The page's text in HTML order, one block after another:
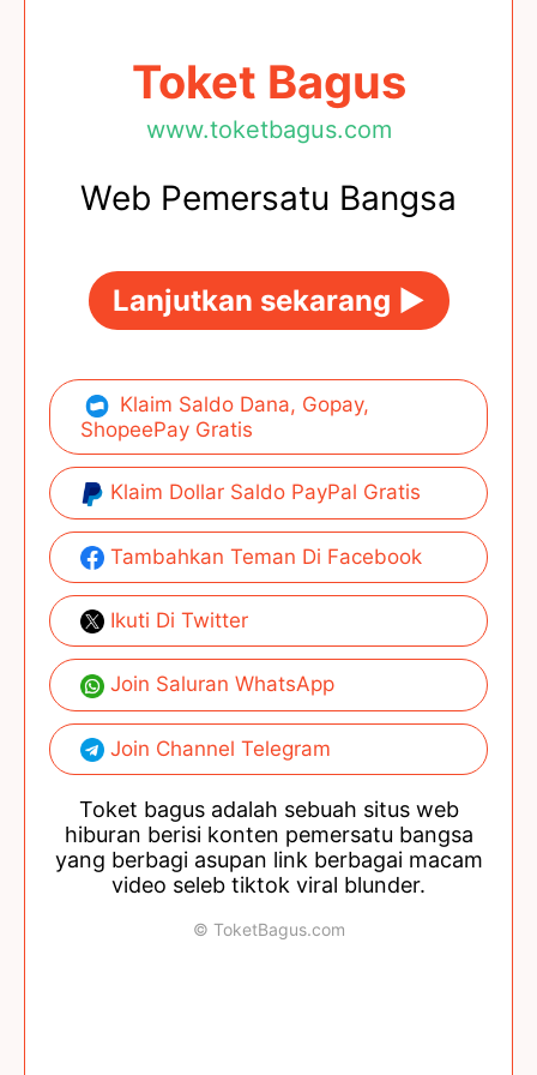
Toket Bagus
www.toketbagus.com
Web Pemersatu Bangsa
Lanjutkan sekarang ►
Klaim Saldo Dana, Gopay,
ShopeePay Gratis
Klaim Dollar Saldo PayPal Gratis
Tambahkan Teman Di Facebook
Ikuti Di Twitter
Join Saluran WhatsApp
Join Channel Telegram
Toket bagus adalah sebuah situs web
hiburan berisi konten pemersatu bangsa
yang berbagi asupan link berbagai macam
video seleb tiktok viral blunder.
© ToketBagus.com